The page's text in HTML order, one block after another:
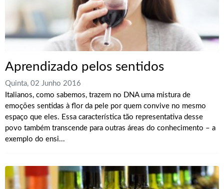
Aprendizado pelos sentidos
Quinta, 02 Junho 2016
Italianos, como sabemos, trazem no DNA uma mistura de
emoções sentidas à flor da pele por quem convive no mesmo
espaço que eles. Essa característica tão representativa desse
povo também transcende para outras áreas do conhecimento – a
exemplo do ensi...